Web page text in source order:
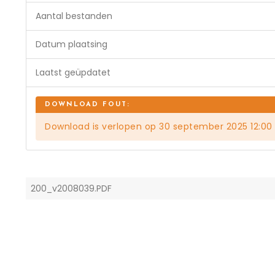
Aantal bestanden
Datum plaatsing
Laatst geüpdatet
Download is verlopen op 30 september 2025 12:00
200_v2008039.PDF